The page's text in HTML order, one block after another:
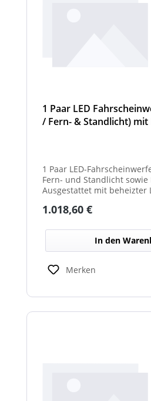
1 Paar LED
/ Fern- & Standlicht) mit
1 Paar LED-
Fern- und Standlicht sowie
Ausgestattet mit beheizter
Witterungsbedingungen.
Arbeitsbereichen bei allen
Balkenbreiten mit
können geringfügig von
Standardbreiten
2 Scheinwerfermodulen,
unbeleuchtet) haben. Die
Regulärer Preis:
1.018,60 €
In den
Merken